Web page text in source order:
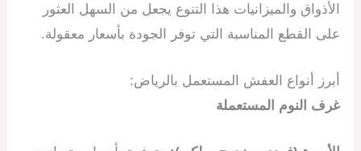
الأذواق والميزانيات هذا التنوع يجعل من السهل العثور
على القطع المناسبة التي توفر الجودة بأسعار معقولة.
أبرز أنواع العفش المستعمل بالرياض:
غرف النوم المستعملة